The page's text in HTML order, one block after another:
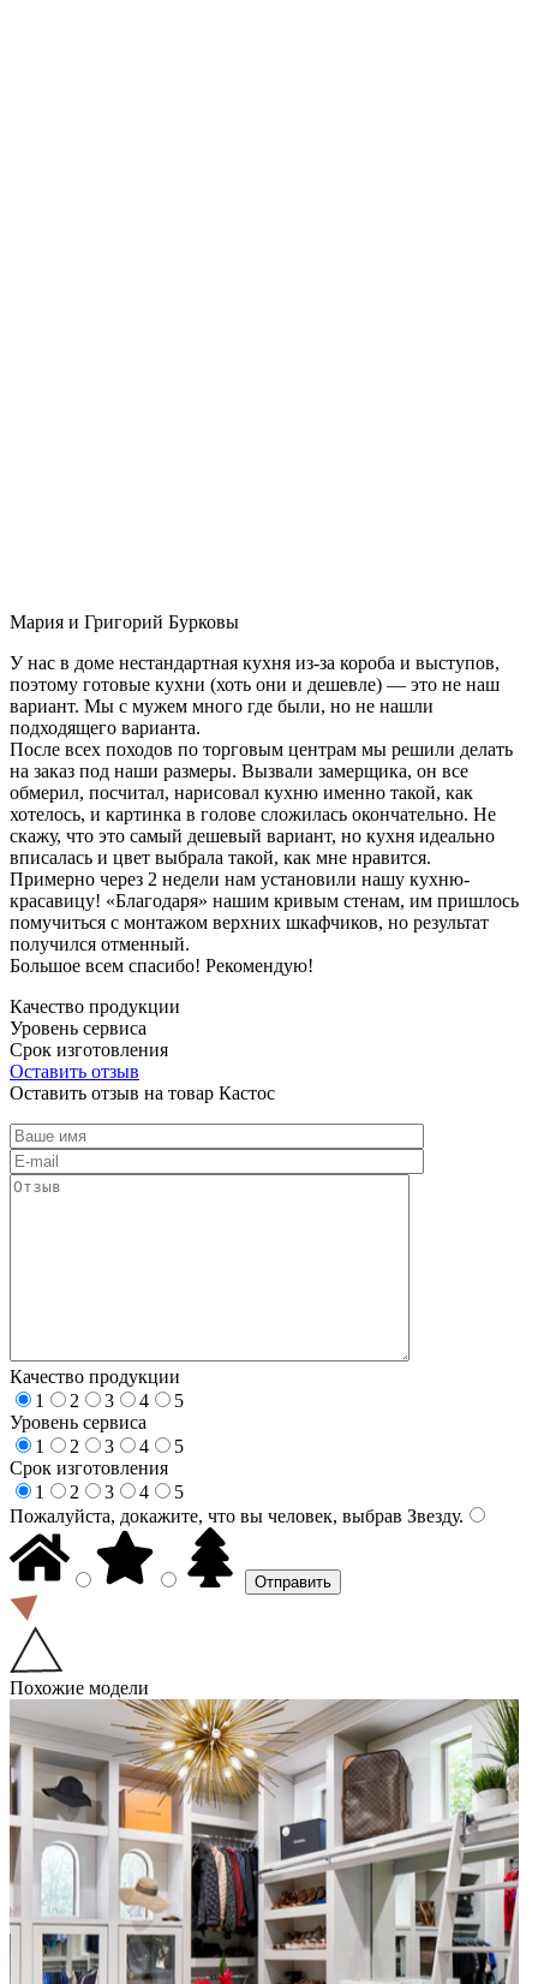
Мария и Григорий Бурковы
У нас в доме нестандартная кухня из-за короба и выступов,
поэтому готовые кухни (хоть они и дешевле) — это не наш
вариант. Мы с мужем много где были, но не нашли
подходящего варианта.
После всех походов по торговым центрам мы решили делать
на заказ под наши размеры. Вызвали замерщика, он все
обмерил, посчитал, нарисовал кухню именно такой, как
хотелось, и картинка в голове сложилась окончательно. Не
скажу, что это самый дешевый вариант, но кухня идеально
вписалась и цвет выбрала такой, как мне нравится.
Примерно через 2 недели нам установили нашу кухню-
красавицу! «Благодаря» нашим кривым стенам, им пришлось
помучиться с монтажом верхних шкафчиков, но результат
получился отменный.
Большое всем спасибо! Рекомендую!
Качество продукции
Уровень сервиса
Срок изготовления
Оставить отзыв
Оставить отзыв на товар Кастос
Качество продукции
1
2 3 4
5
Уровень сервиса
1
2 3 4
5
Срок изготовления
1
2 3 4
5
Пожалуйста, докажите, что вы человек, выбрав Звезду.
Похожие модели